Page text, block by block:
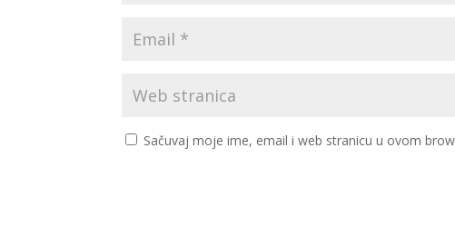
Sačuvaj moje ime, email i web stranicu u ovom